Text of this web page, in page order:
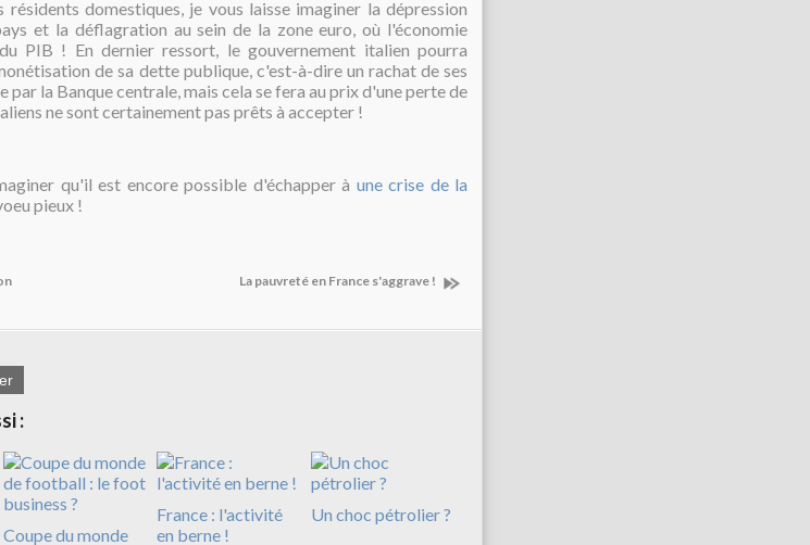
résidents domestiques, je vous laisse imaginer la dépression
et la déflagration au sein de la zone euro, où l'économie
PIB ! En dernier ressort, le gouvernement italien pourra
de sa dette publique, c'est-à-dire un rachat de ses
la Banque centrale, mais cela se fera au prix d'une perte de
ne sont certainement pas prêts à accepter !
qu'il est encore possible d'échapper à une crise de la
pieux !
La pauvreté en France s'aggrave !
:
Coupe du monde
France : l'activité
en berne !
Un choc pétrolier ?